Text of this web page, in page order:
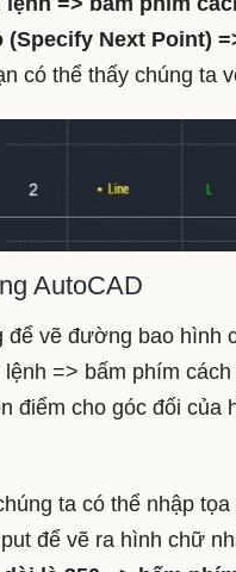
Next Point)
có thể thấy chúng ta
AutoCAD
để vẽ đường bao hình
=> bấm phím
điểm cho góc đối
ta có thể nhập
để vẽ ra hình chữ